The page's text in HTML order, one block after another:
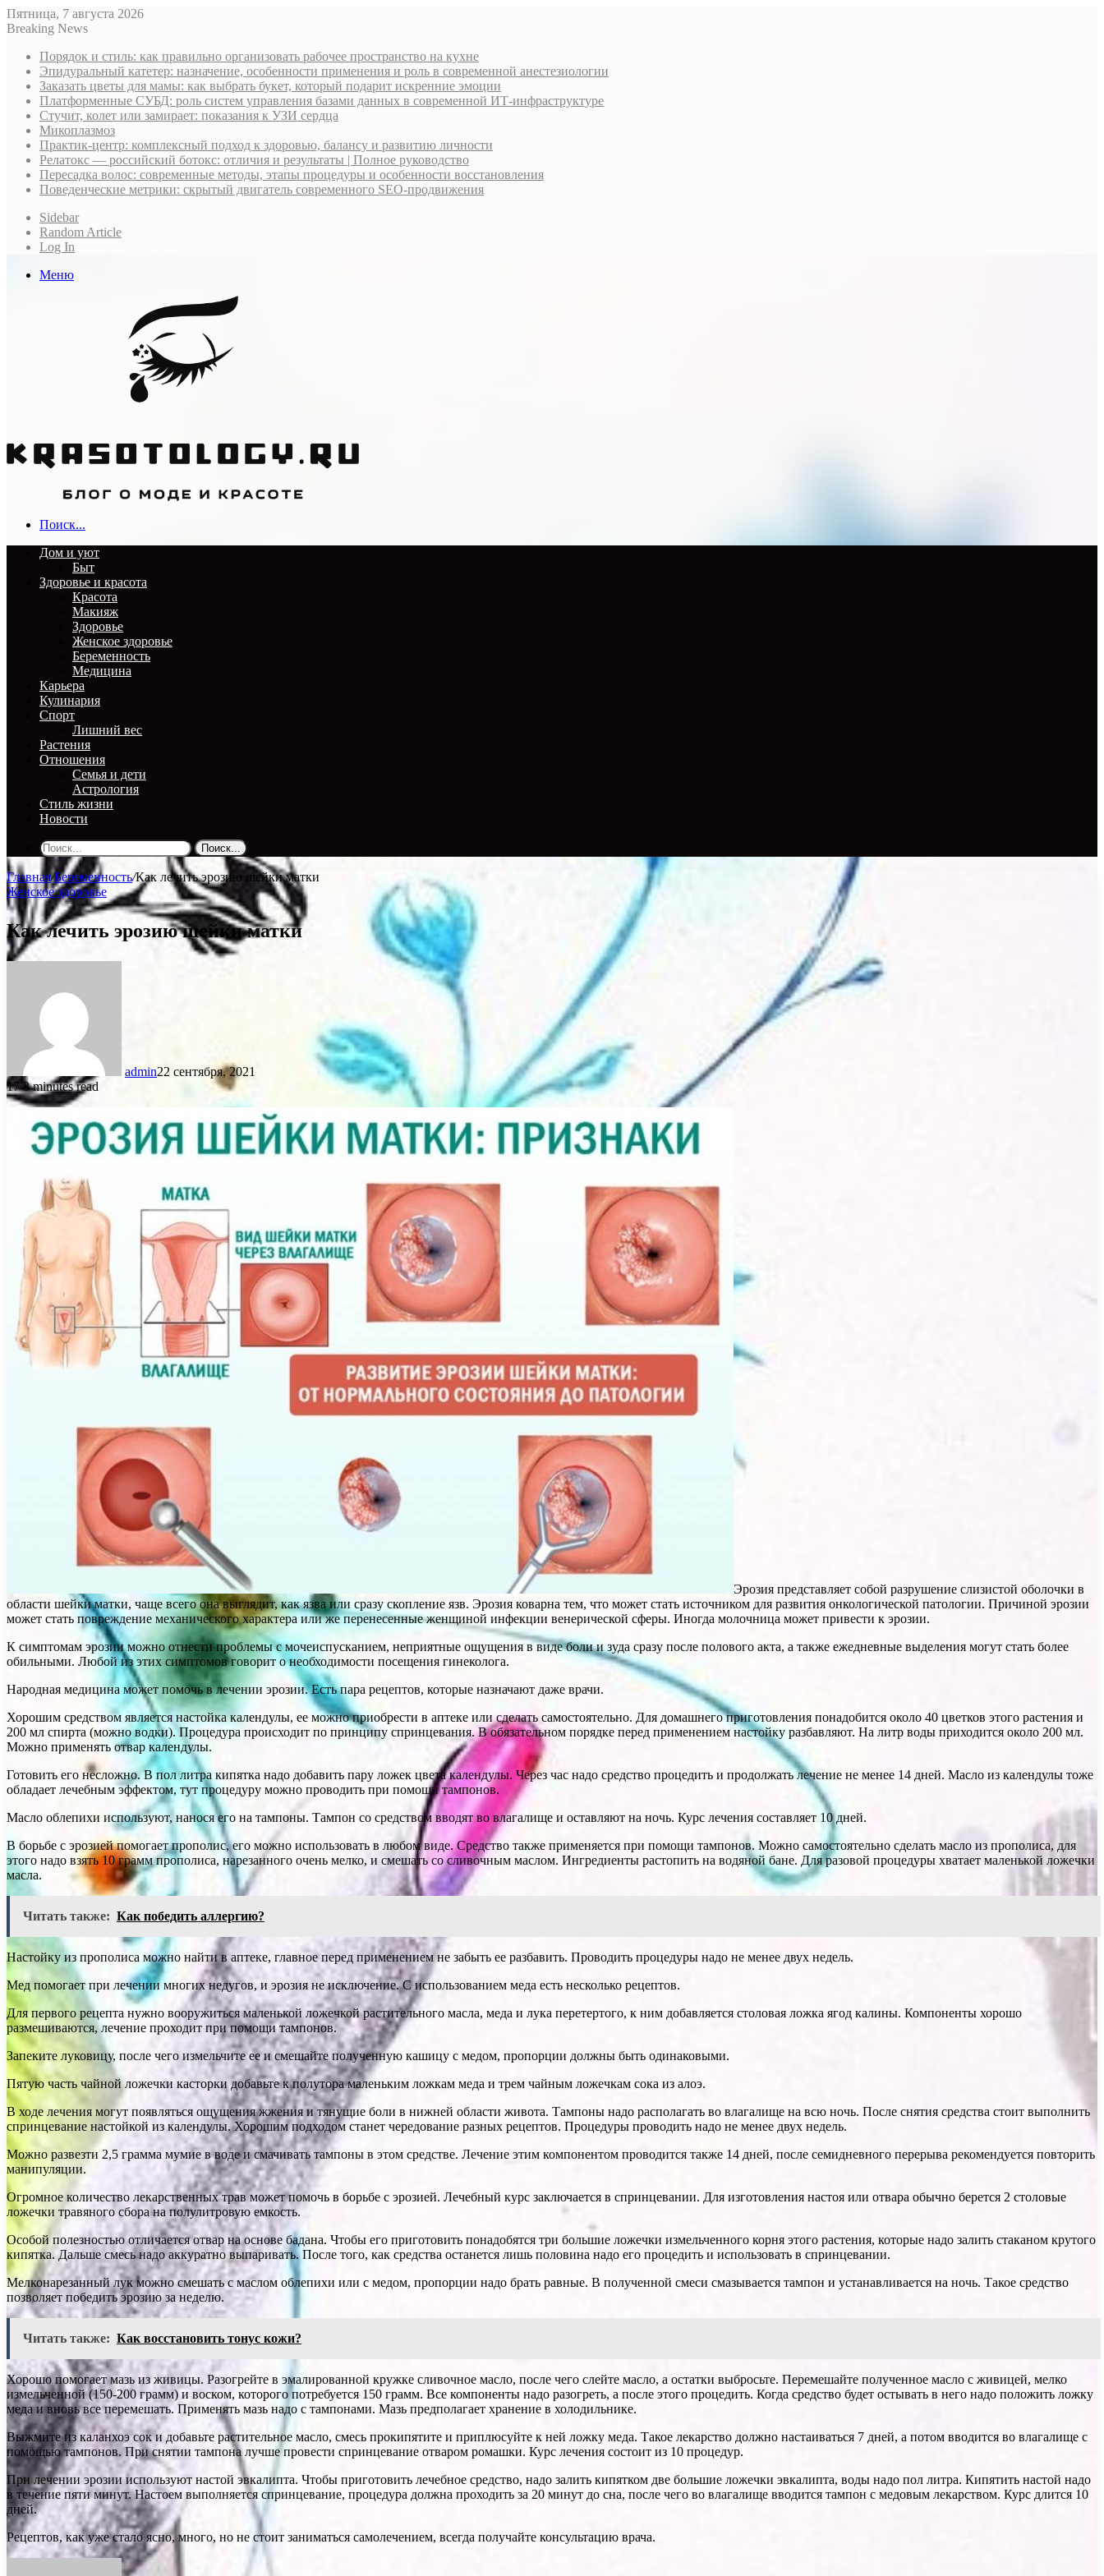
Пятница, 7 августа 2026
Breaking News
Порядок и стиль: как правильно организовать рабочее пространство на кухне
Эпидуральный катетер: назначение, особенности применения и роль в современной анестезиологии
Заказать цветы для мамы: как выбрать букет, который подарит искренние эмоции
Платформенные СУБД: роль систем управления базами данных в современной ИТ-инфраструктуре
Стучит, колет или замирает: показания к УЗИ сердца
Микоплазмоз
Практик-центр: комплексный подход к здоровью, балансу и развитию личности
Релатокс — российский ботокс: отличия и результаты | Полное руководство
Пересадка волос: современные методы, этапы процедуры и особенности восстановления
Поведенческие метрики: скрытый двигатель современного SEO-продвижения
Sidebar
Random Article
Log In
Меню
Поиск...
Дом и уют
Быт
Здоровье и красота
Красота
Макияж
Здоровье
Женское здоровье
Беременность
Медицина
Карьера
Кулинария
Спорт
Лишний вес
Растения
Отношения
Семья и дети
Астрология
Стиль жизни
Новости
Поиск...
Главная/Беременность/Как лечить эрозию шейки матки
Женское здоровье
Как лечить эрозию шейки матки
admin22 сентября, 2021
173 minutes read
Эрозия представляет собой разрушение слизистой оболочки в
области шейки матки, чаще всего она выглядит, как язва или сразу скопление язв. Эрозия коварна тем, что может стать источником для развития онкологической патологии. Причиной эрозии
может стать повреждение механического характера или же перенесенные женщиной инфекции венерической сферы. Иногда молочница может привести к эрозии.
К симптомам эрозии можно отнести проблемы с мочеиспусканием, неприятные ощущения в виде боли и зуда сразу после полового акта, а также ежедневные выделения могут стать более
обильными. Любой из этих симптомов говорит о необходимости посещения гинеколога.
Народная медицина может помочь в лечении эрозии. Есть пара рецептов, которые назначают даже врачи.
Хорошим средством является настойка календулы, ее можно приобрести в аптеке или сделать самостоятельно. Для домашнего приготовления понадобится около 40 цветков этого растения и
200 мл спирта (можно водки). Процедура происходит по принципу спринцевания. В обязательном порядке перед применением настойку разбавляют. На литр воды приходится около 200 мл.
Можно применять отвар календулы.
Готовить его несложно. В пол литра кипятка надо добавить пару ложек цвета календулы. Через час надо средство процедить и продолжать лечение не менее 14 дней. Масло из календулы тоже
обладает лечебным эффектом, тут процедуру можно проводить при помощи тампонов.
Масло облепихи используют, нанося его на тампоны. Тампон со средством вводят во влагалище и оставляют на ночь. Курс лечения составляет 10 дней.
В борьбе с эрозией помогает прополис, его можно использовать в любом виде. Средство также применяется при помощи тампонов. Можно самостоятельно сделать масло из прополиса, для
этого надо взять 10 грамм прополиса, нарезанного очень мелко, и смешать со сливочным маслом. Ингредиенты растопить на водяной бане. Для разовой процедуры хватает маленькой ложечки
масла.
Читать также: Как победить аллергию?
Настойку из прополиса можно найти в аптеке, главное перед применением не забыть ее разбавить. Проводить процедуры надо не менее двух недель.
Мед помогает при лечении многих недугов, и эрозия не исключение. С использованием меда есть несколько рецептов.
Для первого рецепта нужно вооружиться маленькой ложечкой растительного масла, меда и лука перетертого, к ним добавляется столовая ложка ягод калины. Компоненты хорошо
размешиваются, лечение проходит при помощи тампонов.
Запеките луковицу, после чего измельчите ее и смешайте полученную кашицу с медом, пропорции должны быть одинаковыми.
Пятую часть чайной ложечки касторки добавьте к полутора маленьким ложкам меда и трем чайным ложечкам сока из алоэ.
В ходе лечения могут появляться ощущения жжения и тянущие боли в нижней области живота. Тампоны надо располагать во влагалище на всю ночь. После снятия средства стоит выполнить
спринцевание настойкой из календулы. Хорошим подходом станет чередование разных рецептов. Процедуры проводить надо не менее двух недель.
Можно развезти 2,5 грамма мумие в воде и смачивать тампоны в этом средстве. Лечение этим компонентом проводится также 14 дней, после семидневного перерыва рекомендуется повторить
манипуляции.
Огромное количество лекарственных трав может помочь в борьбе с эрозией. Лечебный курс заключается в спринцевании. Для изготовления настоя или отвара обычно берется 2 столовые
ложечки травяного сбора на полулитровую емкость.
Особой полезностью отличается отвар на основе бадана. Чтобы его приготовить понадобятся три большие ложечки измельченного корня этого растения, которые надо залить стаканом крутого
кипятка. Дальше смесь надо аккуратно выпаривать. После того, как средства останется лишь половина надо его процедить и использовать в спринцевании.
Мелконарезанный лук можно смешать с маслом облепихи или с медом, пропорции надо брать равные. В полученной смеси смазывается тампон и устанавливается на ночь. Такое средство
позволяет победить эрозию за неделю.
Читать также: Как восстановить тонус кожи?
Хорошо помогает мазь из живицы. Разогрейте в эмалированной кружке сливочное масло, после чего слейте масло, а остатки выбросьте. Перемешайте полученное масло с живицей, мелко
измельченной (150-200 грамм) и воском, которого потребуется 150 грамм. Все компоненты надо разогреть, а после этого процедить. Когда средство будет остывать в него надо положить ложку
меда и вновь все перемешать. Применять мазь надо с тампонами. Мазь предполагает хранение в холодильнике.
Выжмите из каланхоэ сок и добавьте растительное масло, смесь прокипятите и приплюсуйте к ней ложку меда. Такое лекарство должно настаиваться 7 дней, а потом вводится во влагалище с
помощью тампонов. При снятии тампона лучше провести спринцевание отваром ромашки. Курс лечения состоит из 10 процедур.
При лечении эрозии используют настой эвкалипта. Чтобы приготовить лечебное средство, надо залить кипятком две большие ложечки эвкалипта, воды надо пол литра. Кипятить настой надо
в течение пяти минут. Настоем выполняется спринцевание, процедура должна проходить за 20 минут до сна, после чего во влагалище вводится тампон с медовым лекарством. Курс длится 10
дней.
Рецептов, как уже стало ясно, много, но не стоит заниматься самолечением, всегда получайте консультацию врача.